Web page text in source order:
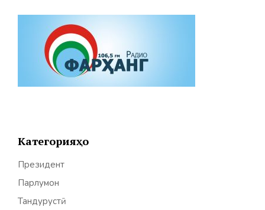
Категорияҳо
Президент
Парлумон
Тандурустӣ